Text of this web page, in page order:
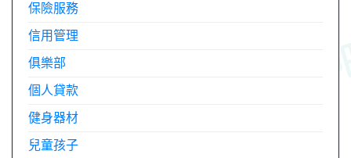
保險服務
信用管理
俱樂部
個人貸款
健身器材
兒童孩子